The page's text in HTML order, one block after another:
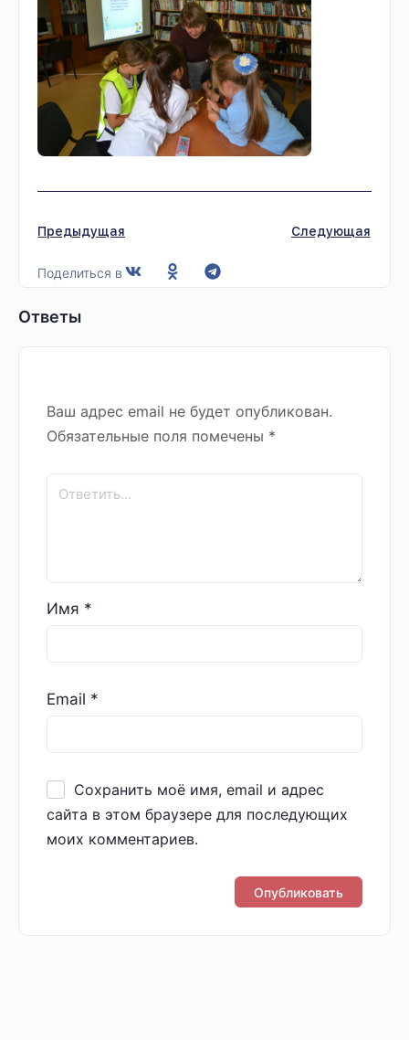
Предыдущая Следующая
Поделиться в
Ответы
Ваш адрес email не будет опубликован.
Обязательные поля помечены *
Имя *
Email *
Сохранить моё имя, email и адрес
сайта в этом браузере для последующих
моих комментариев.